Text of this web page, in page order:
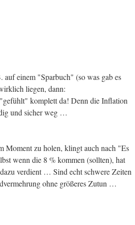
auf einem "Sparbuch" (so was gab es
liegen, dann:
komplett da! Denn die Inflation
und sicher weg …
Moment zu holen, klingt auch nach "Es
wenn die 8 % kommen (sollten), hat
verdient … Sind echt schwere Zeiten
ohne größeres Zutun …